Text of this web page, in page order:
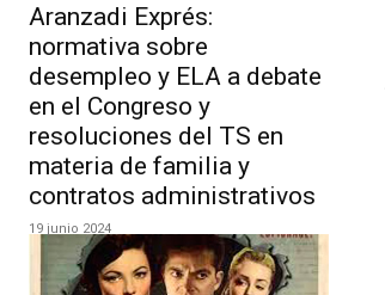
Aranzadi Exprés:
normativa sobre
desempleo y ELA a debate
en el Congreso y
resoluciones del TS en
materia de familia y
contratos administrativos
19 junio 2024